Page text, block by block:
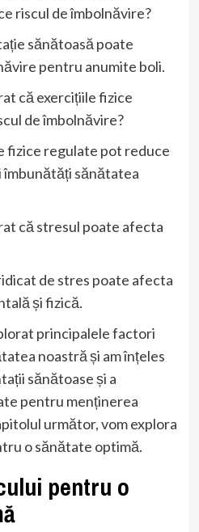
riscul de îmbolnăvire?
sănătoasă poate
pentru anumite boli.
că exercițiile fizice
de îmbolnăvire?
fizice regulate pot reduce
îmbunătăți sănătatea
că stresul poate afecta
de stres poate afecta
și fizică.
principalele factori
noastră și am înțeles
sănătoase și a
pentru menținerea
următor, vom explora
o sănătate optimă.
pentru o